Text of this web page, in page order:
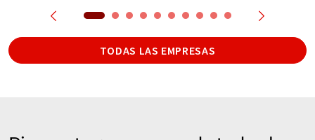
TODAS LAS EMPRESAS